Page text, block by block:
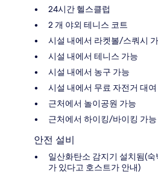
24시간 헬스클럽
2 개 야외 테니스 코트
시설 내에서 라켓볼/스쿼시
시설 내에서 테니스 가능
시설 내에서 농구 가능
시설 내에서 무료 자전거 대
근처에서 놀이공원 가능
근처에서 하이킹/바이킹 가능
안전 설비
일산화탄소 감지기 설치됨(
가 있다고 호스트가 안내)